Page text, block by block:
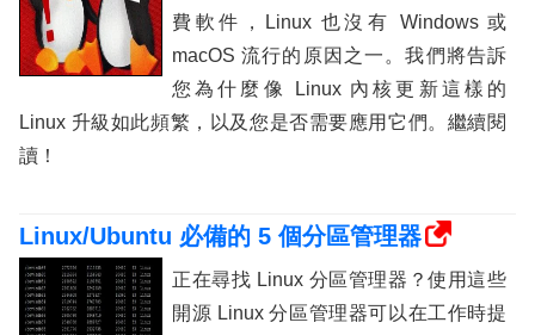
費軟件，Linux 也沒有 Windows 或
macOS 流行的原因之一。我們將告訴
您為什麼像 Linux 內核更新這樣的
Linux 升級如此頻繁，以及您是否需要應用它們。繼續閱
讀！
Linux/Ubuntu 必備的 5 個分區管理器
正在尋找 Linux 分區管理器？使用這些
開源 Linux 分區管理器可以在工作時提